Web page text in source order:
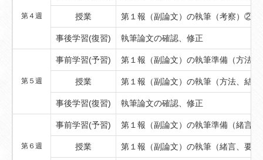
第４週 授業 第１報（副論文）の執筆（考察）②
事後学習(復習) 執筆論文の確認、修正
第５週
事前学習(予習) 第１報（副論文）の執筆準備（方法、
授業 第１報（副論文）の執筆（方法、結果
事後学習(復習) 執筆論文の確認、修正
第６週
事前学習(予習) 第１報（副論文）の執筆準備（緒言
授業 第１報（副論文）の執筆（緒言、要